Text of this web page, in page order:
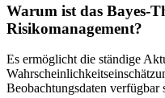
Warum ist das Bayes-
Risikomanagement?
Es ermöglicht die ständige
Beobachtungsdaten verfügbar